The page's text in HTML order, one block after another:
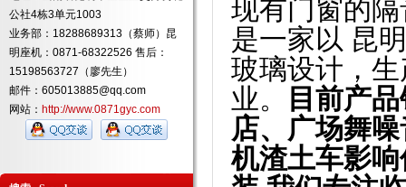
公社4栋3单元1003
业务部：18288689313（蔡师）昆
明座机：0871-68322526 售后：
15198563727（廖先生）
邮件：605013885@qq.com
网站： http://www.0871gyc.com
现有门窗的
是一家以 昆明
玻璃设计，
业。
目前产
店、广场舞
机渣土车影